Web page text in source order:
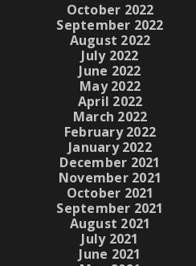
October 2022
September 2022
August 2022
July 2022
June 2022
May 2022
April 2022
March 2022
February 2022
January 2022
December 2021
November 2021
October 2021
September 2021
August 2021
July 2021
June 2021